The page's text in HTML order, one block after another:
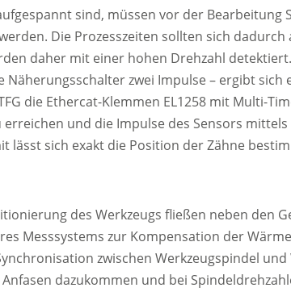
sind, müssen vor der Bearbeitung
Die Prozesszeiten sollten sich
daher mit einer hohen Drehzahl
zwei Impulse – ergibt sich
die Ethercat-Klemmen EL1258 mit Multi-
erreichen und die Impulse des Sensors
lässt sich exakt die Position der Zähne
des Werkzeugs fließen neben den
Messsystems zur Kompensation der
zwischen Werkzeugspindel
dazukommen und bei